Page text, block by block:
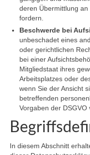
deren Übermittlung
fordern.
Beschwerde bei
unbeschadet eines
oder gerichtlichen
bei einer
Mitgliedstaat ihres
Arbeitsplatzes oder
wenn Sie der Ansicht
betreffenden
Vorgaben der DSGVO
In diesem Abschnitt